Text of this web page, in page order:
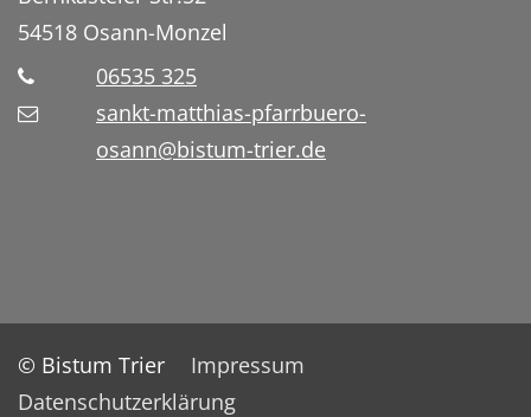
54518 Osann-Monzel
06535 325
sankt-matthias-pfarrbuero-
osann@bistum-trier.de
© Bistum Trier
Impressum
Datenschutzerklärung